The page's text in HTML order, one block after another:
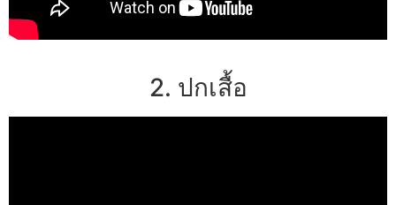
2. ปกเสื้อ